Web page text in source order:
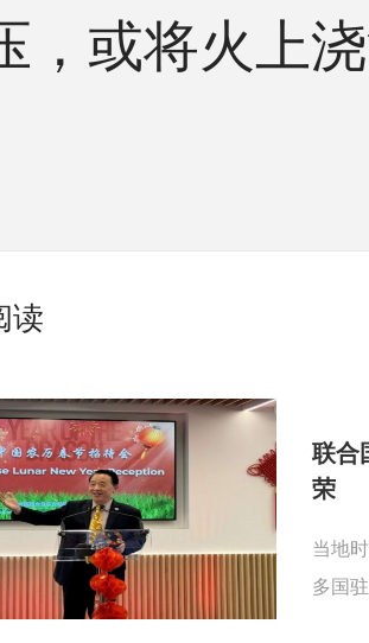
，或将火上
读
联合
荣
当地
多国